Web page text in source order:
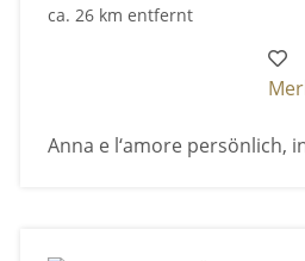
ca. 26 km entfernt
Anna e l‘amore persönlich,